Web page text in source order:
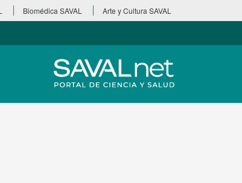
Biomédica SAVAL Arte y Cultura SAVAL